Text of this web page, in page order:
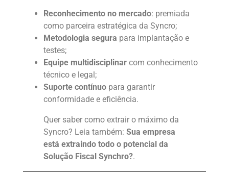
Reconhecimento no mercado: premiada
como parceira estratégica da Syncro;
Metodologia segura para implantação e
testes;
Equipe multidisciplinar com conhecimento
técnico e legal;
Suporte contínuo para garantir
conformidade e eficiência.
Quer saber como extrair o máximo da
Syncro? Leia também: Sua empresa
está extraindo todo o potencial da
Solução Fiscal Synchro?.